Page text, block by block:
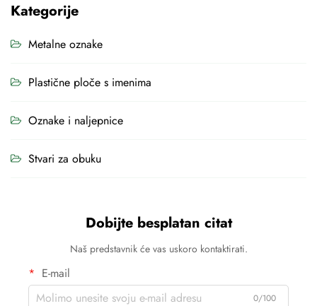
Kategorije
Metalne oznake
Plastične ploče s imenima
Oznake i naljepnice
Stvari za obuku
Dobijte besplatan citat
Naš predstavnik će vas uskoro kontaktirati.
E-mail
0/100